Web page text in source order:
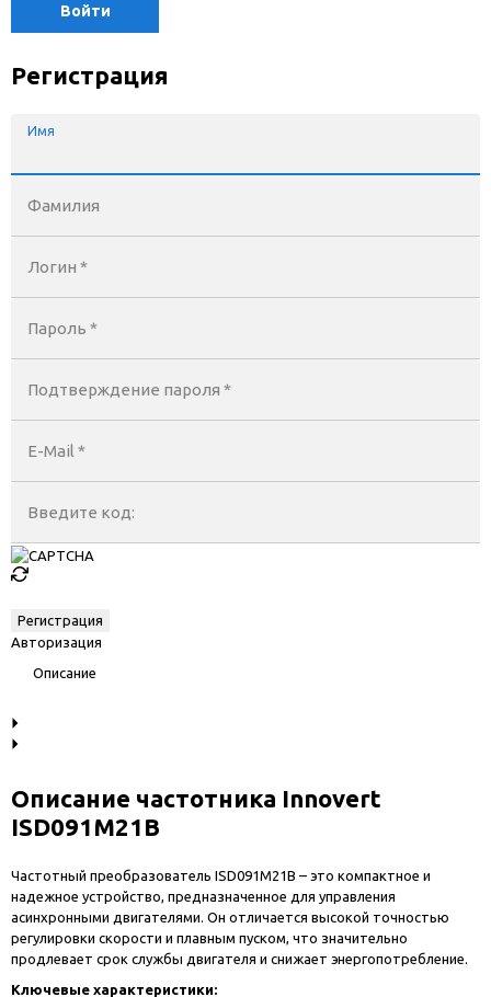
Войти
Регистрация
Имя
Фамилия
Логин *
Пароль *
Подтверждение пароля *
E-Mail *
Введите код:
Авторизация
Описание
Описание частотника Innovert
ISD091M21B
Частотный преобразователь ISD091M21B – это компактное и
надежное устройство, предназначенное для управления
асинхронными двигателями. Он отличается высокой точностью
регулировки скорости и плавным пуском, что значительно
продлевает срок службы двигателя и снижает энергопотребление.
Ключевые характеристики: